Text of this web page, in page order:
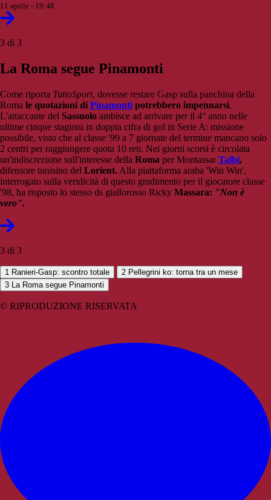
11 aprile - 19:48
3 di 3
La Roma segue Pinamonti
Come riporta TuttoSport, dovesse restare Gasp sulla panchina della
Roma le quotazioni di Pinamonti potrebbero impennarsi.
L'attaccante del Sassuolo ambisce ad arrivare per il 4° anno nelle
ultime cinque stagioni in doppia cifra di gol in Serie A: missione
possibile, visto che al classe '99 a 7 giornate del termine mancano solo
2 centri per raggiungere quota 10 reti. Nei giorni scorsi è circolata
un'indiscrezione sull'interesse della Roma per MontassarTalbi,
difensore tunisino del Lorient. Alla piattaforma araba 'Win Win',
interrogato sulla veridicità di questo gradimento per il giocatore classe
'98, ha risposto lo stesso ds giallorosso Ricky Massara: "Non è
vero".
3 di 3
1 Ranieri-Gasp: scontro totale 2 Pellegrini ko: torna tra un mese
3 La Roma segue Pinamonti
© RIPRODUZIONE RISERVATA